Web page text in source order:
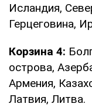
Исландия,
Герцеговина,
Корзина 4:
острова,
Армения,
Латвия, Литва.